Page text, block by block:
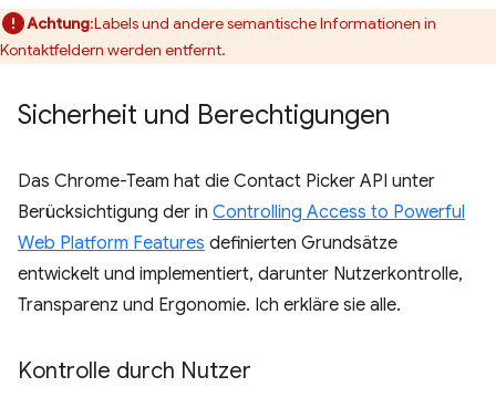
Achtung:Labels und andere semantische Informationen in
Kontaktfeldern werden entfernt.
Sicherheit und Berechtigungen
Das Chrome-Team hat die Contact Picker API unter
Berücksichtigung der in Controlling Access to Powerful
Web Platform Features definierten Grundsätze
entwickelt und implementiert, darunter Nutzerkontrolle,
Transparenz und Ergonomie. Ich erkläre sie alle.
Kontrolle durch Nutzer